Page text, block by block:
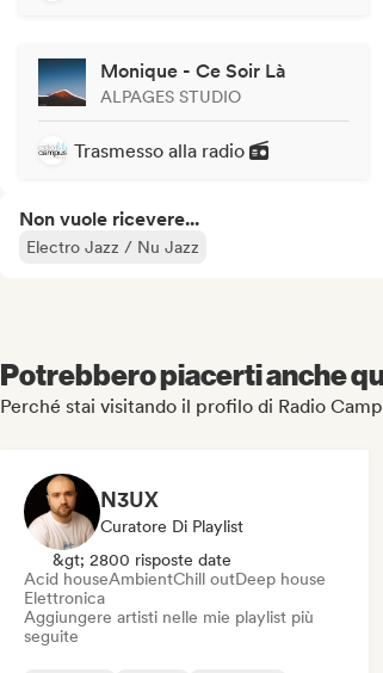
Monique - Ce Soir Là
ALPAGES STUDIO
Trasmesso alla radio
Non vuole ricevere...
Electro Jazz / Nu Jazz
Potrebbero piacerti anche
Perché stai visitando il profilo di Radio
N3UX
Curatore Di Playlist
&gt; 2800 risposte date
Acid houseAmbientChill outDeep house
Elettronica
Aggiungere artisti nelle mie playlist più
seguite